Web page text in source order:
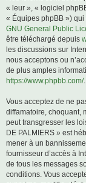
« leur », « logiciel
« Équipes phpBB »)
GNU General Public
être téléchargé depuis
les discussions sur
nous acceptons ou
de plus amples
https://www.phpbb.com/.
Vous acceptez de ne
diffamatoire, choquant,
peut transgresser les
DE PALMIERS » est
mener à un
fournisseur d’accès à
de tous les messages
conditions. Vous